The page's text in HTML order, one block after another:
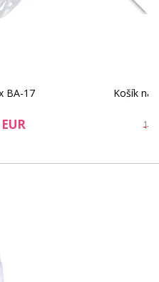
BA-17 Košík na